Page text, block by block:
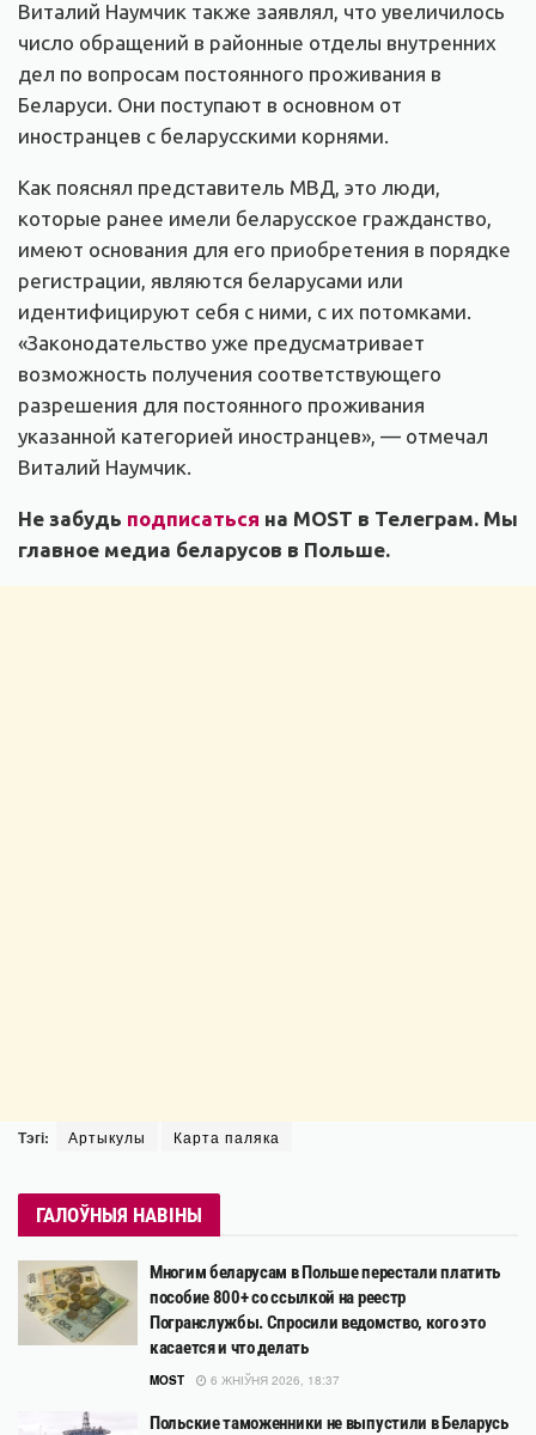
Виталий Наумчик также заявлял, что увеличилось
число обращений в районные отделы внутренних
дел по вопросам постоянного проживания в
Беларуси. Они поступают в основном от
иностранцев с беларусскими корнями.
Как пояснял представитель МВД, это люди,
которые ранее имели беларусское гражданство,
имеют основания для его приобретения в порядке
регистрации, являются беларусами или
идентифицируют себя с ними, с их потомками.
«Законодательство уже предусматривает
возможность получения соответствующего
разрешения для постоянного проживания
указанной категорией иностранцев», — отмечал
Виталий Наумчик.
Не забудь подписаться на MOST в Телеграм. Мы
главное медиа беларусов в Польше.
Тэгі: Артыкулы Карта паляка
ГАЛОЎНЫЯ НАВІНЫ
Многим беларусам в Польше перестали платить
пособие 800+ со ссылкой на реестр
Погранслужбы. Спросили ведомство, кого это
касается и что делать
MOST 6 ЖНІЎНЯ 2026, 18:37
Польские таможенники не выпустили в Беларусь